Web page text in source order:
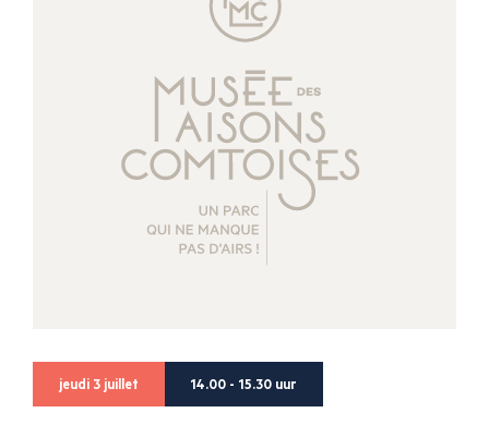
jeudi 3 juillet 14.00 - 15.30 uur